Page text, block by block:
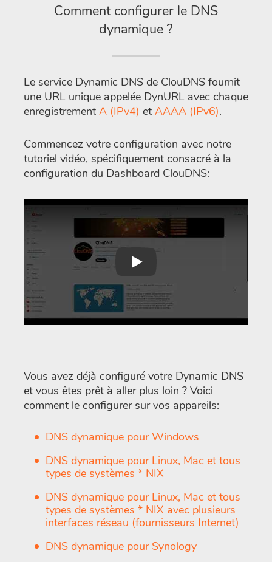
Comment configurer le DNS
dynamique ?
Le service Dynamic DNS de ClouDNS fournit
une URL unique appelée DynURL avec chaque
enregistrement A (IPv4) et AAAA (IPv6).
Commencez votre configuration avec notre
tutoriel vidéo, spécifiquement consacré à la
configuration du Dashboard ClouDNS:
Play
Vous avez déjà configuré votre Dynamic DNS
et vous êtes prêt à aller plus loin ? Voici
comment le configurer sur vos appareils:
DNS dynamique pour Windows
DNS dynamique pour Linux, Mac et tous
types de systèmes * NIX
DNS dynamique pour Linux, Mac et tous
types de systèmes * NIX avec plusieurs
interfaces réseau (fournisseurs Internet)
DNS dynamique pour Synology